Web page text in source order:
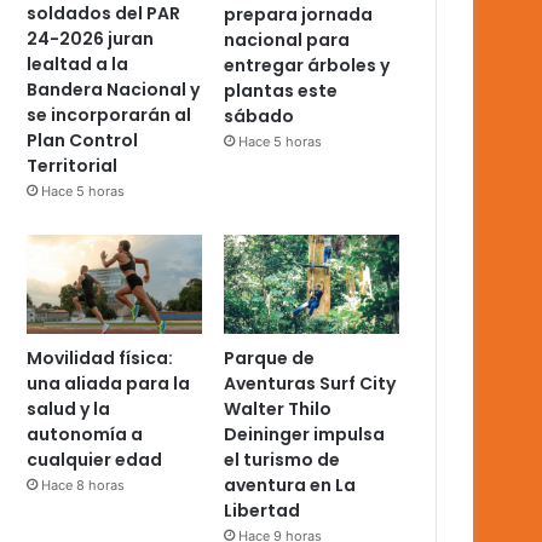
soldados del PAR
24-2026 juran
lealtad a la
Bandera Nacional y
se incorporarán al
Plan Control
Territorial
Hace 5 horas
prepara jornada
nacional para
entregar árboles y
plantas este
sábado
Hace 5 horas
Movilidad física:
una aliada para la
salud y la
autonomía a
cualquier edad
Hace 8 horas
Parque de
Aventuras Surf City
Walter Thilo
Deininger impulsa
el turismo de
aventura en La
Libertad
Hace 9 horas